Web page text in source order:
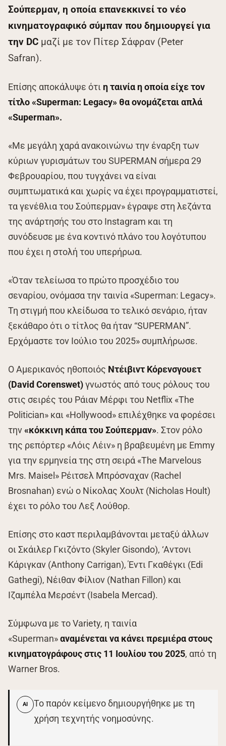
Σούπερμαν, η οποία επανεκκινεί το νέο
κινηματογραφικό σύμπαν που δημιουργεί για
την DC μαζί με τον Πίτερ Σάφραν (Peter
Safran).
Επίσης αποκάλυψε ότι η ταινία η οποία είχε τον
τίτλο «Superman: Legacy» θα ονομάζεται απλά
«Superman».
«Με μεγάλη χαρά ανακοινώνω την έναρξη των
κύριων γυρισμάτων του SUPERMAN σήμερα 29
Φεβρουαρίου, που τυγχάνει να είναι
συμπτωματικά και χωρίς να έχει προγραμματιστεί,
τα γενέθλια του Σούπερμαν» έγραψε στη λεζάντα
της ανάρτησής του στο Instagram και τη
συνόδευσε με ένα κοντινό πλάνο του λογότυπου
που έχει η στολή του υπερήρωα.
«Όταν τελείωσα το πρώτο προσχέδιο του
σεναρίου, ονόμασα την ταινία «Superman: Legacy».
Τη στιγμή που κλείδωσα το τελικό σενάριο, ήταν
ξεκάθαρο ότι ο τίτλος θα ήταν “SUPERMAN”.
Ερχόμαστε τον Ιούλιο του 2025» συμπλήρωσε.
Ο Αμερικανός ηθοποιός Ντέιβιντ Κόρενσγουετ
(David Corenswet)γνωστός από τους ρόλους του
στις σειρές του Ράιαν Μέρφι του Netflix «The
Politician» και «Hollywood» επιλέχθηκε να φορέσει
την«κόκκινη κάπα του Σούπερμαν». Στον ρόλο
της ρεπόρτερ «Λόις Λέιν» η βραβευμένη με Emmy
για την ερμηνεία της στη σειρά «The Marvelous
Mrs. Maisel» Ρέιτσελ Μπρόσναχαν (Rachel
Brosnahan) ενώ ο Νίκολας Χουλτ (Nicholas Hoult)
έχει το ρόλο του Λεξ Λούθορ.
Επίσης στο καστ περιλαμβάνονται μεταξύ άλλων
οι Σκάιλερ Γκιζόντο (Skyler Gisondo), ‘Αντονι
Κάριγκαν (Anthony Carrigan), Έντι Γκαθέγκι (Edi
Gathegi), Νέιθαν Φίλιον (Nathan Fillon) και
Ιζαμπέλα Μερσέντ (Isabela Mercad).
Σύμφωνα με το Variety, η ταινία
«Superman»αναμένεται να κάνει πρεμιέρα στους
κινηματογράφους στις 11 Ιουλίου του 2025, από τη
Warner Bros.
AI
Το παρόν κείμενο δημιουργήθηκε με τη
χρήση τεχνητής νοημοσύνης.